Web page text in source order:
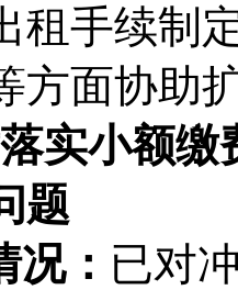
租手续制
方面协助
落实小额
题
： 已对